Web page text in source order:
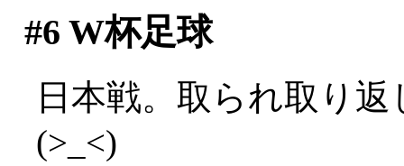
#6 W杯足球
日本戦。取られ取り
(>_<)